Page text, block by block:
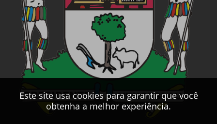
Este site usa cookies para garantir que você
obtenha a melhor experiência.